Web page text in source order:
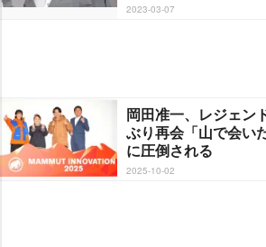
2023-03-07
岡田准一、レジェン
ぶり再会「山で会
に圧倒される
2025-10-02